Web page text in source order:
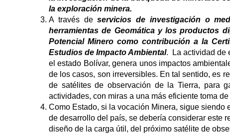
la exploración minera.
A través deservicios de investigación o
herramientas de Geomática y los productos
Potencial Minero como contribución a la
Estudios de Impacto Ambiental. La actividad de
el estado Bolívar, genera unos impactos
de los casos, son irreversibles. En tal sentido, es
de satélites de observación de la Tierra, para
actividades, con miras a una más eficiente toma
Como Estado, si la vocación Minera, sigue siendo
de desarrollo del país, se debería considerar este
diseño de la carga útil, del próximo satélite de